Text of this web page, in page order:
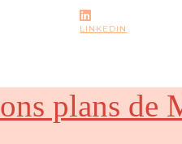
LINKEDIN
plans de